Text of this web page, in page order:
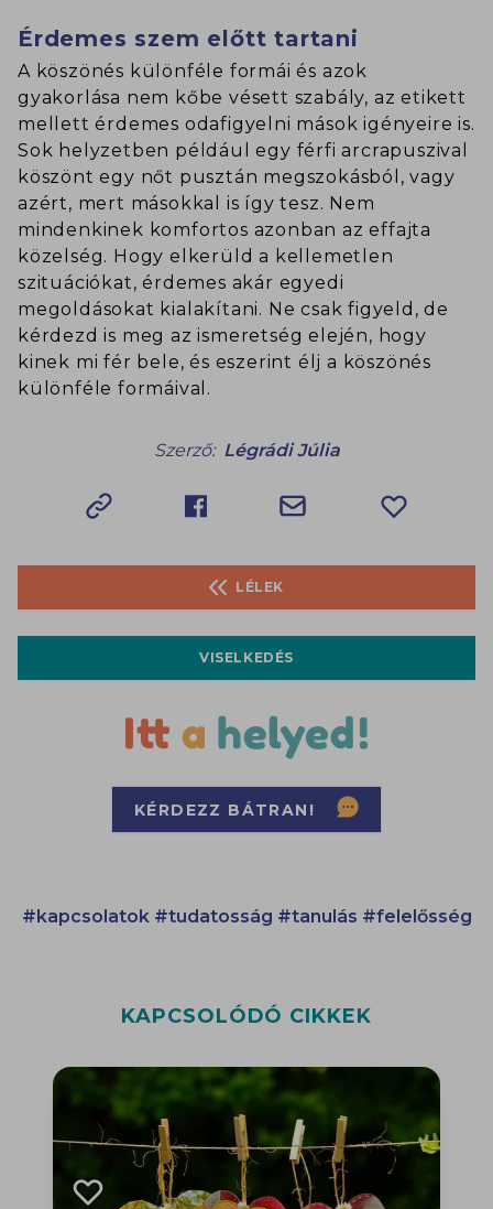
Érdemes szem előtt tartani
A köszönés különféle formái és azok
gyakorlása nem kőbe vésett szabály, az etikett
mellett érdemes odafigyelni mások igényeire is.
Sok helyzetben például egy férfi arcrapuszival
köszönt egy nőt pusztán megszokásból, vagy
azért, mert másokkal is így tesz. Nem
mindenkinek komfortos azonban az effajta
közelség. Hogy elkerüld a kellemetlen
szituációkat, érdemes akár egyedi
megoldásokat kialakítani. Ne csak figyeld, de
kérdezd is meg az ismeretség elején, hogy
kinek mi fér bele, és eszerint élj a köszönés
különféle formáival.
Szerző: Légrádi Júlia
LÉLEK
VISELKEDÉS
KÉRDEZZ BÁTRAN!
#kapcsolatok #tudatosság #tanulás #felelősség
KAPCSOLÓDÓ CIKKEK